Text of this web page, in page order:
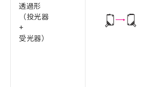
透過形
（投光器
+
受光器）